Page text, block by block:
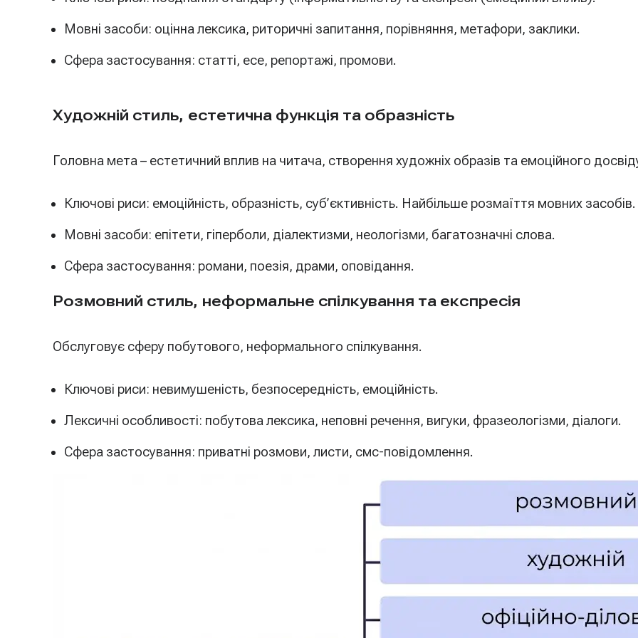
Мовні засоби: оцінна лексика, риторичні запитання, порівняння, метафори, заклики.
Сфера застосування: статті, есе, репортажі, промови.
Художній стиль, естетична функція та образність
Головна мета – естетичний вплив на читача, створення художніх образів та емоційного
Ключові риси: емоційність, образність, суб’єктивність. Найбільше розмаїття мовних засобів.
Мовні засоби: епітети, гіперболи, діалектизми, неологізми, багатозначні слова.
Сфера застосування: романи, поезія, драми, оповідання.
Розмовний стиль, неформальне спілкування та експресія
Обслуговує сферу побутового, неформального спілкування.
Ключові риси: невимушеність, безпосередність, емоційність.
Лексичні особливості: побутова лексика, неповні речення, вигуки, фразеологізми, діалоги.
Сфера застосування: приватні розмови, листи, смс-повідомлення.